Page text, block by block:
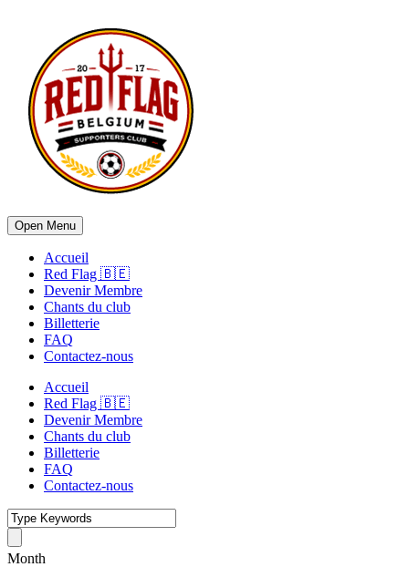
Open Menu
Accueil
Red Flag 🇧🇪
Devenir Membre
Chants du club
Billetterie
FAQ
Contactez-nous
Accueil
Red Flag 🇧🇪
Devenir Membre
Chants du club
Billetterie
FAQ
Contactez-nous
Month